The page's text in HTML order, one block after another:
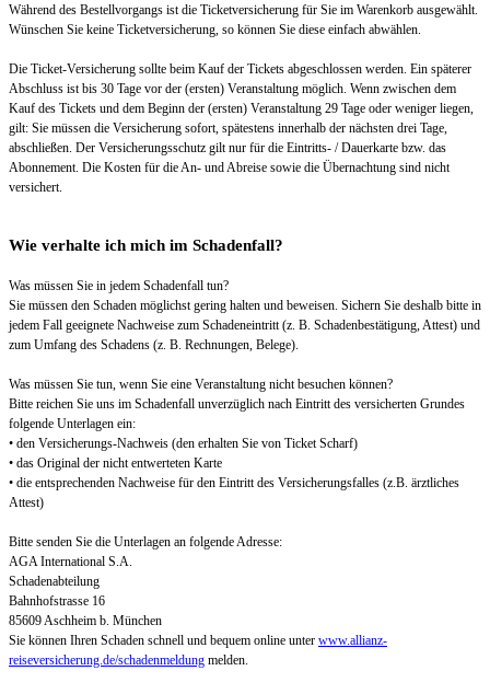
Während des Bestellvorgangs ist die Ticketversicherung für Sie im Warenkorb ausgewählt.
Wünschen Sie keine Ticketversicherung, so können Sie diese einfach abwählen.
Die Ticket-Versicherung sollte beim Kauf der Tickets abgeschlossen werden. Ein späterer
Abschluss ist bis 30 Tage vor der (ersten) Veranstaltung möglich. Wenn zwischen dem
Kauf des Tickets und dem Beginn der (ersten) Veranstaltung 29 Tage oder weniger liegen,
gilt: Sie müssen die Versicherung sofort, spätestens innerhalb der nächsten drei Tage,
abschließen. Der Versicherungsschutz gilt nur für die Eintritts- / Dauerkarte bzw. das
Abonnement. Die Kosten für die An- und Abreise sowie die Übernachtung sind nicht
versichert.
Wie verhalte ich mich im Schadenfall?
Was müssen Sie in jedem Schadenfall tun?
Sie müssen den Schaden möglichst gering halten und beweisen. Sichern Sie deshalb bitte in
jedem Fall geeignete Nachweise zum Schadeneintritt (z. B. Schadenbestätigung, Attest) und
zum Umfang des Schadens (z. B. Rechnungen, Belege).
Was müssen Sie tun, wenn Sie eine Veranstaltung nicht besuchen können?
Bitte reichen Sie uns im Schadenfall unverzüglich nach Eintritt des versicherten Grundes
folgende Unterlagen ein:
• den Versicherungs-Nachweis (den erhalten Sie von Ticket Scharf)
• das Original der nicht entwerteten Karte
• die entsprechenden Nachweise für den Eintritt des Versicherungsfalles (z.B. ärztliches
Attest)
Bitte senden Sie die Unterlagen an folgende Adresse:
AGA International S.A.
Schadenabteilung
Bahnhofstrasse 16
85609 Aschheim b. München
Sie können Ihren Schaden schnell und bequem online unter www.allianz-
reiseversicherung.de/schadenmeldung melden.